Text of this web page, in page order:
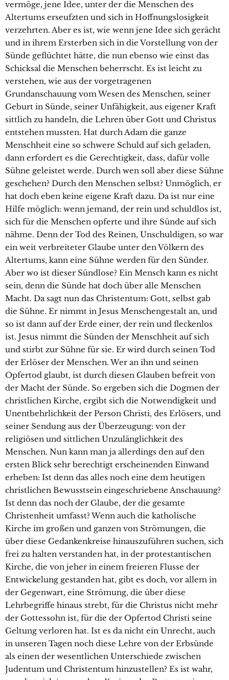
vermöge, jene Idee, unter der die Menschen des
Altertums erseufzten und sich in Hoffnungslosigkeit
verzehrten. Aber es ist, wie wenn jene Idee sich gerächt
und in ihrem Ersterben sich in die Vorstellung von der
Sünde geflüchtet hätte, die nun ebenso wie einst das
Schicksal die Menschen beherrscht. Es ist leicht zu
verstehen, wie aus der vorgetragenen
Grundanschauung vom Wesen des Menschen, seiner
Geburt in Sünde, seiner Unfähigkeit, aus eigener Kraft
sittlich zu handeln, die Lehren über Gott und Christus
entstehen mussten. Hat durch Adam die ganze
Menschheit eine so schwere Schuld auf sich geladen,
dann erfordert es die Gerechtigkeit, dass, dafür volle
Sühne geleistet werde. Durch wen soll aber diese Sühne
geschehen? Durch den Menschen selbst? Unmöglich, er
hat doch eben keine eigene Kraft dazu. Da ist nur eine
Hilfe möglich: wenn jemand, der rein und schuldlos ist,
sich für die Menschen opferte und ihre Sünde auf sich
nähme. Denn der Tod des Reinen, Unschuldigen, so war
ein weit verbreiteter Glaube unter den Völkern des
Altertums, kann eine Sühne werden für den Sünder.
Aber wo ist dieser Sündlose? Ein Mensch kann es nicht
sein, denn die Sünde hat doch über alle Menschen
Macht. Da sagt nun das Christentum: Gott, selbst gab
die Sühne. Er nimmt in Jesus Menschengestalt an, und
so ist dann auf der Erde einer, der rein und fleckenlos
ist. Jesus nimmt die Sünden der Menschheit auf sich
und stirbt zur Sühne für sie. Er wird durch seinen Tod
der Erlöser der Menschen. Wer an ihn und seinen
Opfertod glaubt, ist durch diesen Glauben befreit von
der Macht der Sünde. So ergeben sich die Dogmen der
christlichen Kirche, ergibt sich die Notwendigkeit und
Unentbehrlichkeit der Person Christi, des Erlösers, und
seiner Sendung aus der Überzeugung: von der
religiösen und sittlichen Unzulänglichkeit des
Menschen. Nun kann man ja allerdings den auf den
ersten Blick sehr berechtigt erscheinenden Einwand
erheben: Ist denn das alles noch eine dem heutigen
christlichen Bewusstsein eingeschriebene Anschauung?
Ist denn das noch der Glaube, der die gesamte
Christenheit umfasst? Wenn auch die katholische
Kirche im großen und ganzen von Strömungen, die
über diese Gedankenkreise hinauszuführen suchen, sich
frei zu halten verstanden hat, in der protestantischen
Kirche, die von jeher in einem freieren Flusse der
Entwickelung gestanden hat, gibt es doch, vor allem in
der Gegenwart, eine Strömung, die über diese
Lehrbegriffe hinaus strebt, für die Christus nicht mehr
der Gottessohn ist, für die der Opfertod Christi seine
Geltung verloren hat. Ist es da nicht ein Unrecht, auch
in unseren Tagen noch diese Lehre von der Erbsünde
als einen der wesentlichen Unterschiede zwischen
Judentum und Christentum hinzustellen? Es ist wahr,